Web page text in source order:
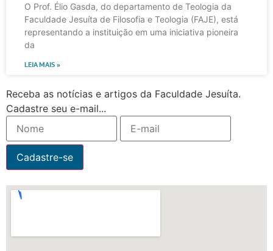
O Prof. Élio Gasda, do departamento de Teologia da
Faculdade Jesuíta de Filosofia e Teologia (FAJE), está
representando a instituição em uma iniciativa pioneira
da
LEIA MAIS »
Receba as notícias e artigos da Faculdade Jesuíta.
Cadastre seu e-mail...